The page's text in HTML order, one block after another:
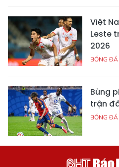
Việt
Leste
2026
BÓNG ĐÁ
Bùng
trận
BÓNG ĐÁ